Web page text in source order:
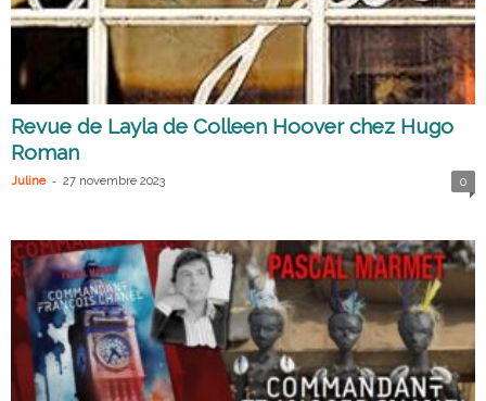
Revue de Layla de Colleen Hoover chez Hugo
Roman
Juline - 27 novembre 2023 0